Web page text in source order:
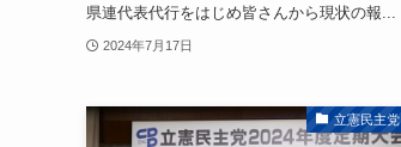
県連代表代行をはじめ皆さんから現状の報...
2024年7月17日
立憲民主党